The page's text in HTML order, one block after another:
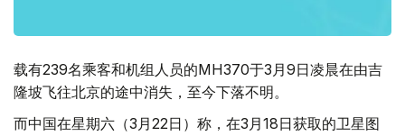
载有239名乘客和机组人员的MH370于3月9日凌晨在由吉
隆坡飞往北京的途中消失，至今下落不明。
而中国在星期六（3月22日）称，在3月18日获取的卫星图